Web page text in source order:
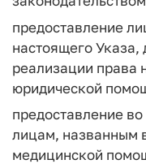
предоставление
настоящего Указа,
реализации права
юридической
предоставление
лицам, названным
медицинской